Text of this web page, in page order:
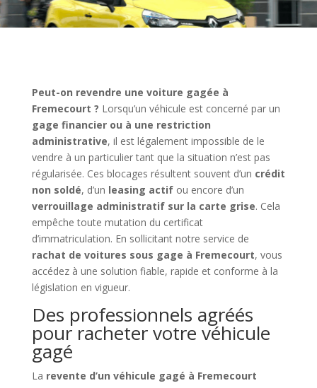
Peut-on revendre une voiture gagée à
Fremecourt ? Lorsqu’un véhicule est concerné par un
gage financier ou à une restriction
administrative, il est légalement impossible de le
vendre à un particulier tant que la situation n’est pas
régularisée. Ces blocages résultent souvent d’un crédit
non soldé, d’un leasing actifou encore d’un
verrouillage administratif sur la carte grise. Cela
empêche toute mutation du certificat
d’immatriculation. En sollicitant notre service de
rachat de voitures sous gage à Fremecourt, vous
accédez à une solution fiable, rapide et conforme à la
législation en vigueur.
Des professionnels agréés
pour racheter votre véhicule
gagé
La revente d’un véhicule gagé à Fremecourt